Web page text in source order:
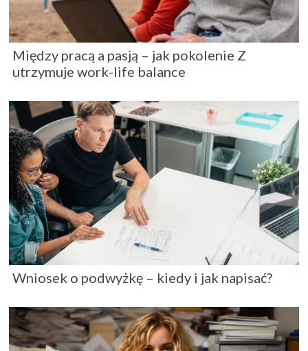
Między pracą a pasją – jak pokolenie Z
utrzymuje work-life balance
Wniosek o podwyżkę – kiedy i jak napisać?